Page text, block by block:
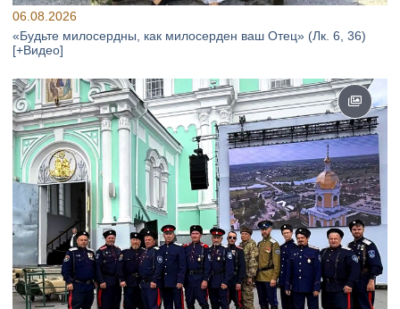
06.08.2026
«Будьте милосердны, как милосерден ваш Отец» (Лк. 6, 36)
[+Видео]